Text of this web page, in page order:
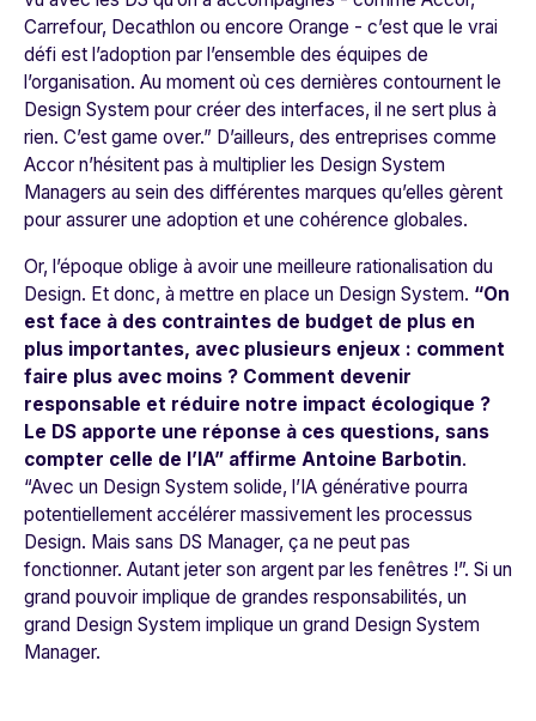
Carrefour, Decathlon ou encore Orange - c’est que le vrai
défi est l’adoption par l’ensemble des équipes de
l’organisation. Au moment où ces dernières contournent le
Design System pour créer des interfaces, il ne sert plus à
rien. C’est game over.” D’ailleurs, des entreprises comme
Accor n’hésitent pas à multiplier les Design System
Managers au sein des différentes marques qu’elles gèrent
pour assurer une adoption et une cohérence globales.
Or, l’époque oblige à avoir une meilleure rationalisation du
Design. Et donc, à mettre en place un Design System. “On
est face à des contraintes de budget de plus en
plus importantes, avec plusieurs enjeux : comment
faire plus avec moins ? Comment devenir
responsable et réduire notre impact écologique ?
Le DS apporte une réponse à ces questions, sans
compter celle de l’IA” affirme Antoine Barbotin.
“Avec un Design System solide, l’IA générative pourra
potentiellement accélérer massivement les processus
Design. Mais sans DS Manager, ça ne peut pas
fonctionner. Autant jeter son argent par les fenêtres !”. Si un
grand pouvoir implique de grandes responsabilités, un
grand Design System implique un grand Design System
Manager.